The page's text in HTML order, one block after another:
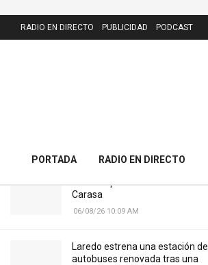
Carasa
06/08/26 10:09 AM
Laredo estrena una estación de
autobuses renovada tras una
RADIO EN DIRECTO PUBLICIDAD PODCAST
PORTADA RADIO EN DIRECTO